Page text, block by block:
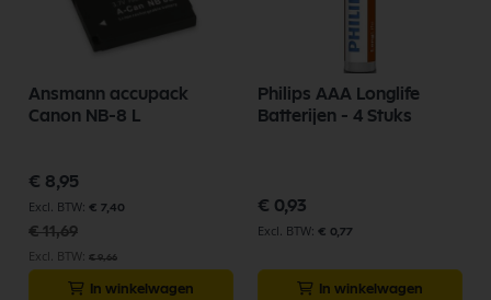
Ansmann accupack
Canon NB-8 L
Speciale
prijs
€ 8,95
€ 7,40
€ 11,69
€ 9,66
In winkelwagen
Philips AAA Longlife
Batterijen - 4 Stuks
€ 0,93
€ 0,77
In winkelwagen